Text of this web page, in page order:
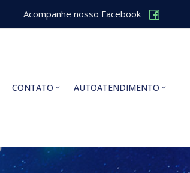
Acompanhe nosso Facebook
CONTATO AUTOATENDIMENTO